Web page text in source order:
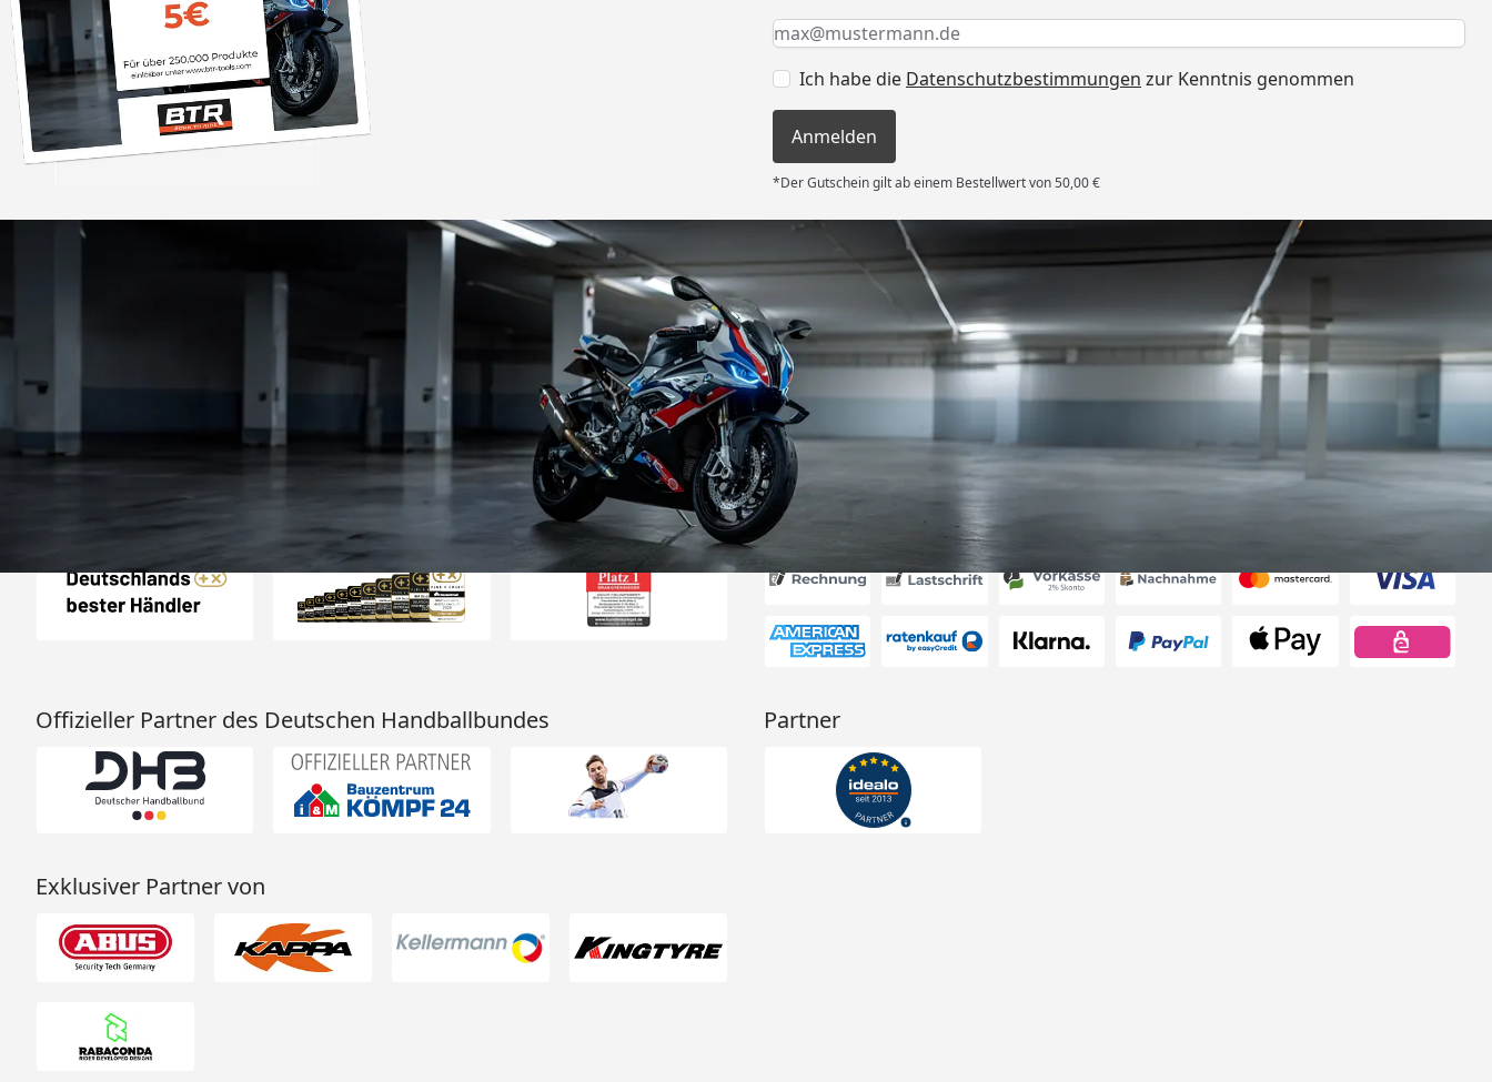
Keine Eingabe erforderlich
Eingabe erforderlich
E-Mail *
Ich habe die Datenschutzbestimmungen zur Kenntnis genommen
Anmelden
*Der Gutschein gilt ab einem Bestellwert von 50,00 €
Bestellvorgang war unkompliziert
und der Versand ging flott – am
26.07. bestellt und am 31.07.
geliefert. Die Abdeckplane
entspricht genau der
Beschreibung und schützt
hervorragend. Absolute
Empfehlung!“
Versand
Auszeichnungen Akzeptierte Zahlungsarten
Offizieller Partner des Deutschen Handballbundes Partner
Exklusiver Partner von